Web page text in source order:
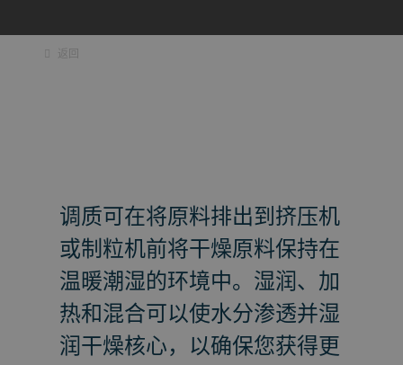
返回
调质可在将原料排出到挤压机
或制粒机前将干燥原料保持在
温暖潮湿的环境中。湿润、加
热和混合可以使水分渗透并湿
润干燥核心，以确保您获得更